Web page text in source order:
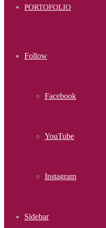
PORTOFOLIO
Follow
Facebook
YouTube
Instagram
Sidebar